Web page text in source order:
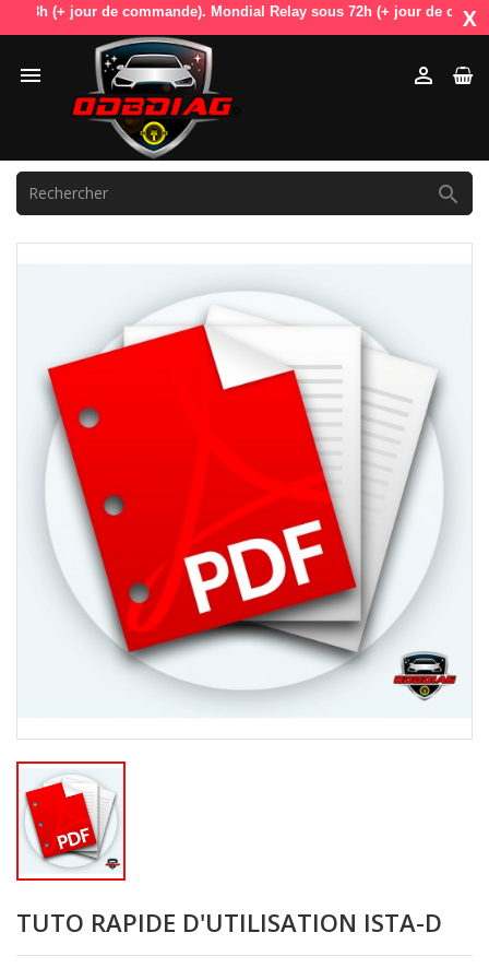
(+ jour de commande). Mondial Relay sous 72h (+ jour de X
 

TUTO RAPIDE D'UTILISATION ISTA-D